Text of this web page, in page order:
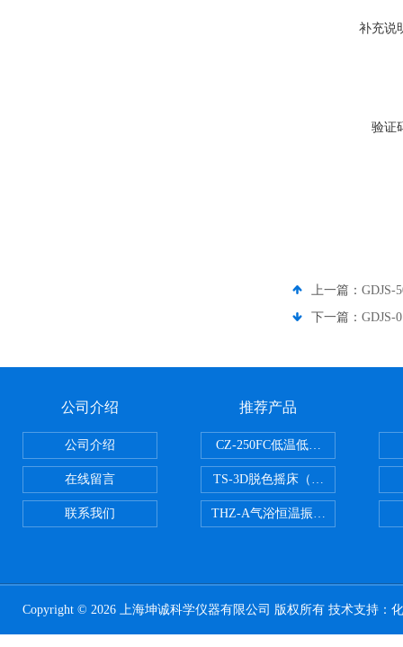
补充说
验证
上一篇： GDJS-
下一篇： GDJS-
公司介绍
公司介绍
在线留言
联系我们
推荐产品
CZ-250FC低温低湿种子储藏柜
TS-3D脱色摇床（三维运动）
THZ-A气浴恒温振荡器
Copyright © 2026 上海坤诚科学仪器有限公司 版权所有 技术支持：